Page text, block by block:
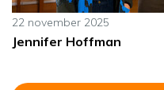
22 november 2025
Jennifer Hoffman